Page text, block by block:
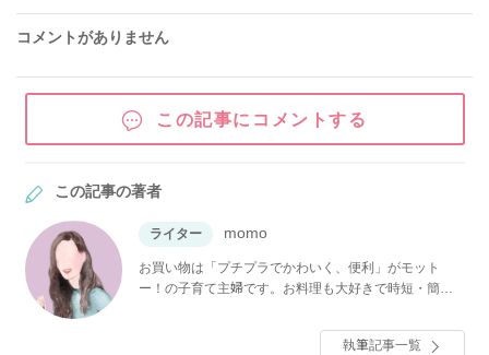
コメントがありません
この記事にコメントする
この記事の著者
ライター momo
お買い物は「プチプラでかわいく、便利」がモット
ー！の子育て主婦です。お料理も大好きで時短・簡単
に立つ情報をお届けできるように発信していきます！
執筆記事一覧